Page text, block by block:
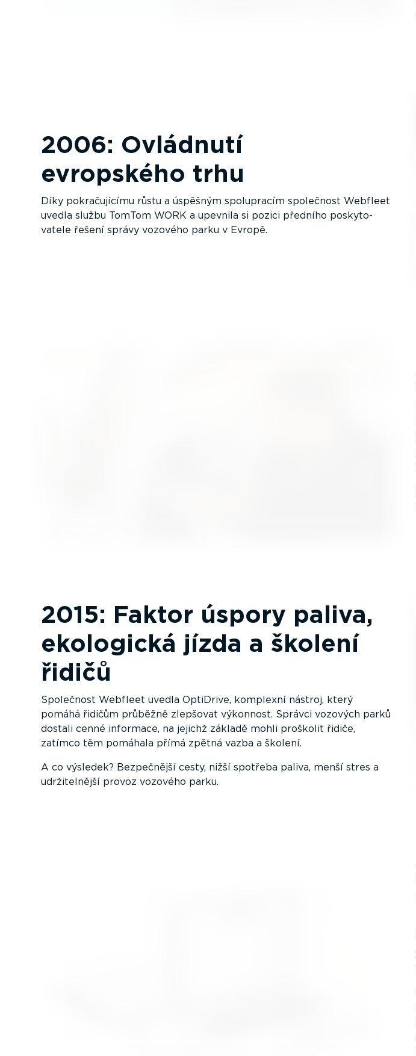
2006: Ovládnutí
evropského trhu
Díky pokra­ču­jícímu růstu a úspěšným spolupracím společnost Webfleet
uvedla službu TomTom WORK a upevnila si pozici předního posky­to­
vatele řešení správy vozového parku v Evropě.
2015: Faktor úspory paliva,
ekologická jízda a školení
řidičů
Společnost Webfleet uvedla OptiDrive, komplexní nástroj, který
pomáhá řidičům průběžně zlepšovat výkonnost. Správci vozových parků
dostali cenné informace, na jejichž základě mohli proškolit řidiče,
zatímco těm pomáhala přímá zpětná vazba a školení.
A co výsledek? Bezpečnější cesty, nižší spotřeba paliva, menší stres a
udrži­tel­nější provoz vozového parku.